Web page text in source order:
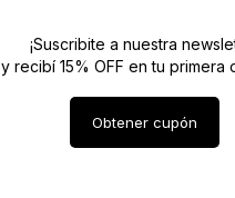
¡Suscribite a nuestra
y recibí 15% OFF en tu primera
Obtener cupón